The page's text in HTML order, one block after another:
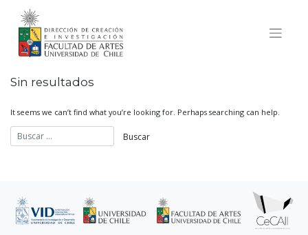
content
Sin resultados
It seems we can’t find what you’re looking for. Perhaps searching can help.